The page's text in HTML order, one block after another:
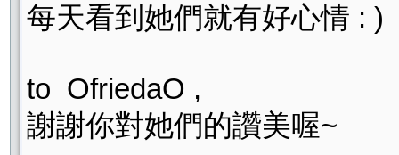
每天看到她們就有好心情 : )
to OfriedaO ,
謝謝你對她們的讚美喔~